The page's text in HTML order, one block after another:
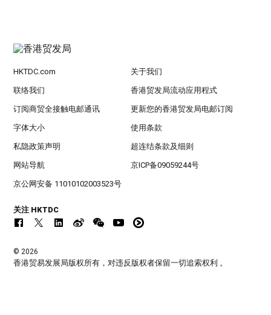
HKTDC.com 关于我们
联络我们 香港贸发局流动应用程式
订阅商贸全接触电邮通讯 更新您的香港贸发局电邮订阅
字体大小 使用条款
私隐政策声明 超连结条款及细则
网站导航 京ICP备09059244号
京公网安备 11010102003523号
关注 HKTDC
© 2026
香港贸易发展局版权所有，对违反版权者保留一切追索权利 。